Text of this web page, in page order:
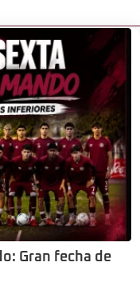
Gran fecha de